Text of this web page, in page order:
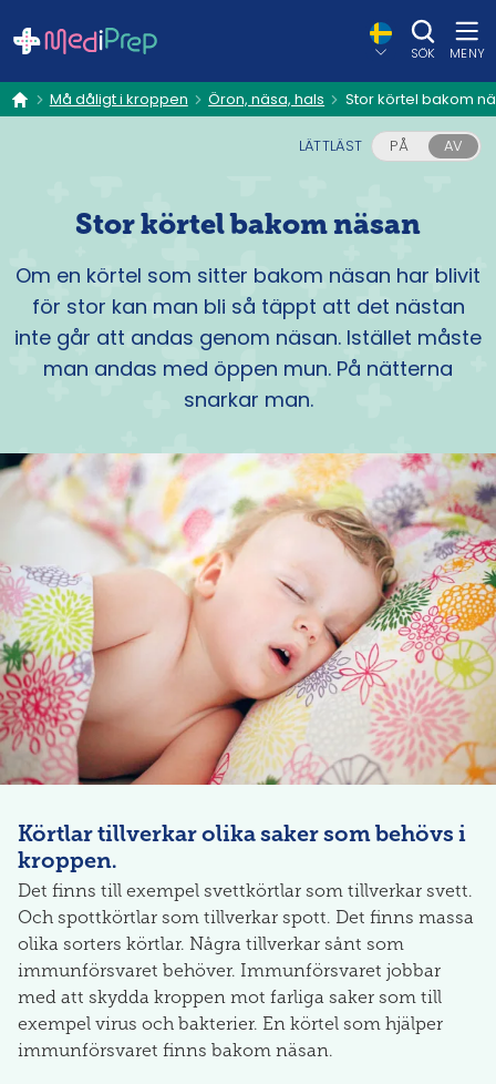
SÖK MENY
hem Må dåligt i kroppen Öron, näsa, hals Stor körtel bakom
LÄTTLÄST PÅ AV
Stor körtel bakom näsan
Om en körtel som sitter bakom näsan har blivit
för stor kan man bli så täppt att det nästan
inte går att andas genom näsan. Istället måste
man andas med öppen mun. På nätterna
snarkar man.
Körtlar tillverkar olika saker som behövs i
kroppen.
Det finns till exempel svettkörtlar som tillverkar svett.
Och spottkörtlar som tillverkar spott. Det finns massa
olika sorters körtlar. Några tillverkar sånt som
immunförsvaret behöver. Immunförsvaret jobbar
med att skydda kroppen mot farliga saker som till
exempel virus och bakterier. En körtel som hjälper
immunförsvaret finns bakom näsan.